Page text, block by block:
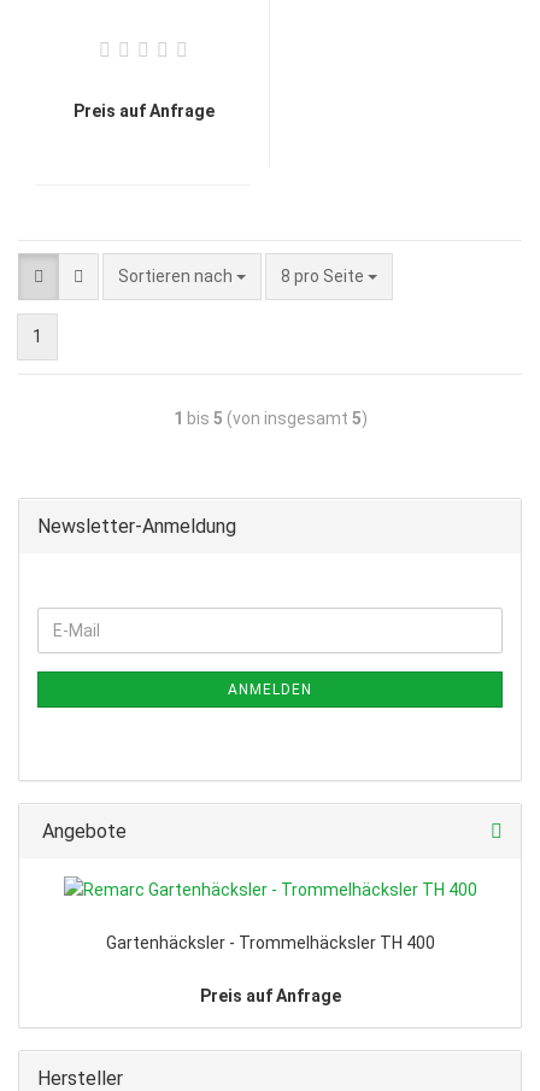
Preis auf Anfrage
Sortieren nach 8 pro Seite
1
1 bis 5 (von insgesamt 5)
Newsletter-Anmeldung
ANMELDEN
Angebote
Gartenhäcksler - Trommelhäcksler TH 400
Preis auf Anfrage
Hersteller